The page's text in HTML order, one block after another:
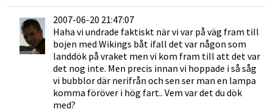
2007-06-20 21:47:07
Haha vi undrade faktiskt när vi var på väg fram till
bojen med Wikings båt ifall det var någon som
landdök på vraket men vi kom fram till att det var
det nog inte. Men precis innan vi hoppade i så såg
vi bubblor där nerifrån och sen ser man en lampa
komma föröver i hög fart.. Vem var det du dök
med?